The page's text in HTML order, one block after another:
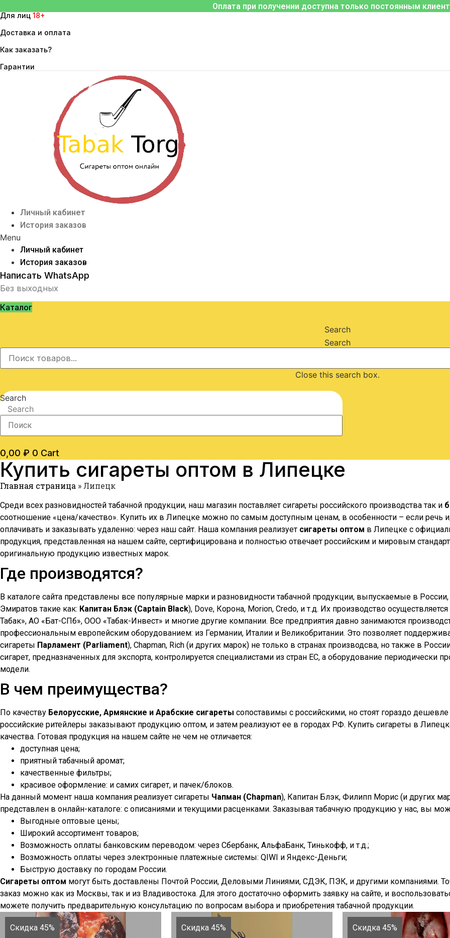
к
содержимому
Оплата при получении доступна только постоянным
Для лиц 18+
Доставка и оплата
Как заказать?
Гарантии
Личный кабинет
История заказов
Menu
Личный кабинет
История заказов
Написать WhatsApp
Без выходных
Каталог
Search
Search
Close this search box.
Search
Search
0,00 ₽ 0 Cart
Купить сигареты оптом в Липецке
Главная страница »Липецк
Среди всех разновидностей табачной продукции, наш магазин поставляет сигареты российского производства так и
соотношение «цена/качество». Купить их в Липецке можно по самым доступным ценам, в особенности – если речь
оплачивать и заказывать удаленно: через наш сайт. Наша компания реализует сигареты оптом в Липецке с
продукция, представленная на нашем сайте, сертифицирована и полностью отвечает российским и мировым
оригинальную продукцию известных марок.
Где производятся?
В каталоге сайта представлены все популярные марки и разновидности табачной продукции, выпускаемые в
Эмиратов такие как: Капитан Блэк (Captain Black), Dove, Корона, Morion, Credo, и т.д. Их производство
Табак», АО «Бат-СПб», ООО «Табак-Инвест» и многие другие компании. Все предприятия давно занимаются
профессиональным европейским оборудованием: из Германии, Италии и Великобритании. Это позволяет
сигареты Парламент (Parliament), Chapman, Rich (и других марок) не только в странах производсва, но также в
сигарет, предназначенных для экспорта, контролируется специалистами из стран ЕС, а оборудование периодически
модели.
В чем преимущества?
По качеству Белорусские, Армянские и Арабские сигареты сопоставимы с российскими, но стоят гораздо
российские ритейлеры заказывают продукцию оптом, и затем реализуют ее в городах РФ. Купить сигареты в
качества. Готовая продукция на нашем сайте не чем не отличается:
доступная цена;
приятный табачный аромат;
качественные фильтры;
красивое оформление: и самих сигарет, и пачек/блоков.
На данный момент наша компания реализует сигареты Чапман (Chapman), Капитан Блэк, Филипп Морис (и других
представлен в онлайн-каталоге: с описаниями и текущими расценками. Заказывая табачную продукцию у нас, вы
Выгодные оптовые цены;
Широкий ассортимент товаров;
Возможность оплаты банковским переводом: через Сбербанк, АльфаБанк, Тинькофф, и т.д.;
Возможность оплаты через электронные платежные системы: QIWI и Яндекс-Деньги;
Быструю доставку по городам России.
Сигареты оптом могут быть доставлены Почтой России, Деловыми Линиями, СДЭК, ПЭК, и другими компаниями.
заказ можно как из Москвы, так и из Владивостока. Для этого достаточно оформить заявку на сайте, и
можете получить предварительную консультацию по вопросам выбора и приобретения табачной продукции.
Скидка 45% Скидка 45% Скидка 45%